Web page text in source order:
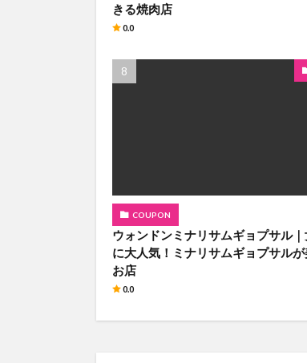
きる焼肉店
0.0
COUPON
ウォンドンミナリサムギョプサル
に大人気！ミナリサムギョプサル
お店
0.0